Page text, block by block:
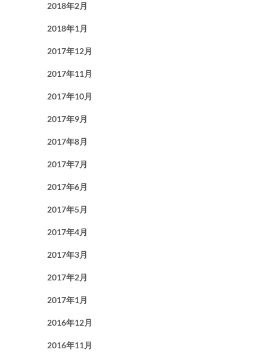
2018年2月
2018年1月
2017年12月
2017年11月
2017年10月
2017年9月
2017年8月
2017年7月
2017年6月
2017年5月
2017年4月
2017年3月
2017年2月
2017年1月
2016年12月
2016年11月